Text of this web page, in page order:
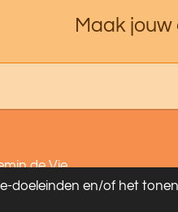
doeleinden en/of het
Maak
de Vie